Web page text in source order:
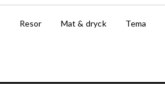
Resor Mat & dryck Tema